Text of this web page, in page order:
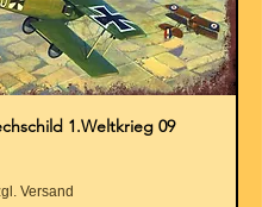
1.Weltkrieg 09
Versand